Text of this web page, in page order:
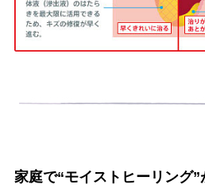
家庭で“モイストヒーリング